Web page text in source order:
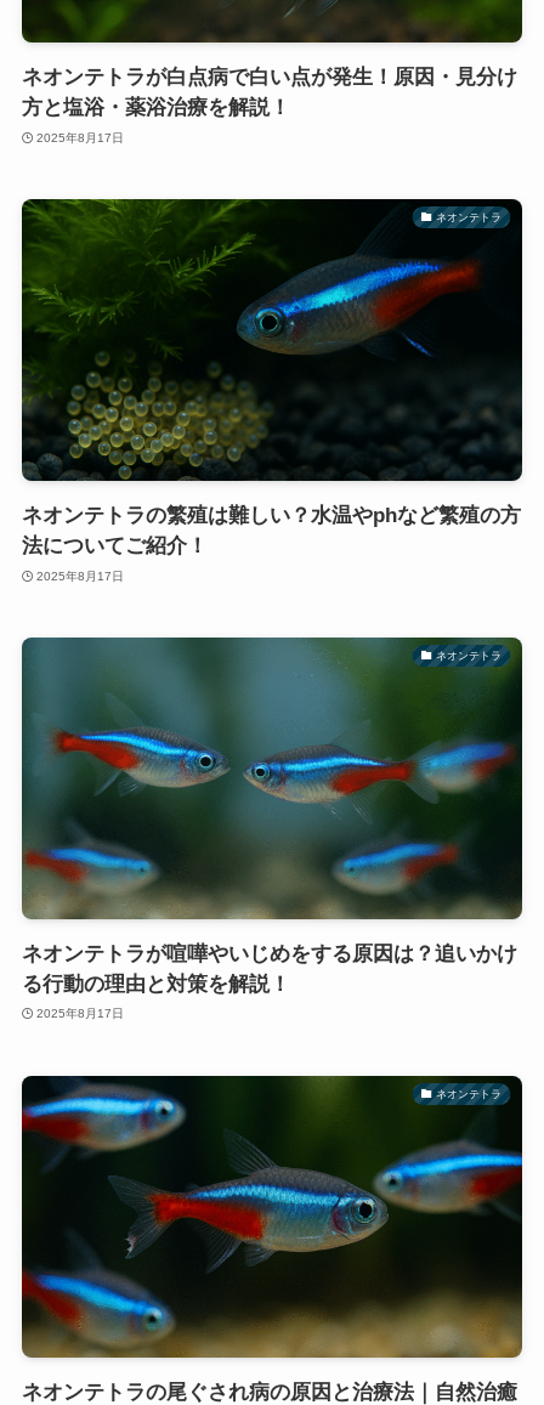
ネオンテトラが白点病で白い点が発生！原因・見分け
方と塩浴・薬浴治療を解説！
2025年8月17日
ネオンテトラ
ネオンテトラの繁殖は難しい？水温やphなど繁殖の方
法についてご紹介！
2025年8月17日
ネオンテトラ
ネオンテトラが喧嘩やいじめをする原因は？追いかけ
る行動の理由と対策を解説！
2025年8月17日
ネオンテトラ
ネオンテトラの尾ぐされ病の原因と治療法｜自然治癒